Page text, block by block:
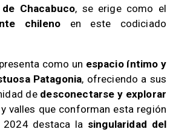
Chacabuco, se erige como el
chileno en este codiciado
como un espacio íntimo y
Patagonia, ofreciendo a sus
de desconectarse y explorar
valles que conforman esta región
2024 destaca la singularidad del